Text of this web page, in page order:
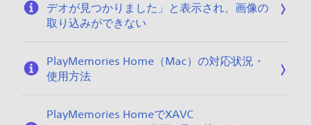
デオが見つかりました」と表示され、画像の
取り込みができない
PlayMemories Home（Mac）の対応状況・
使用方法
PlayMemories HomeでXAVC